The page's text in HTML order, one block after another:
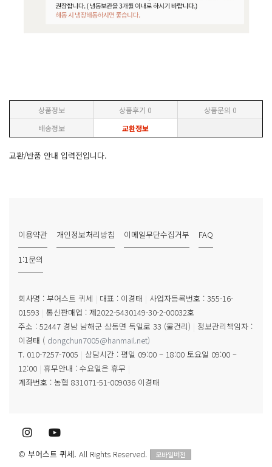
상품정보 상품후기 0 상품문의 0
배송정보
교환정보
교환/반품 안내 입력전입니다.
이용약관 개인정보처리방침 이메일무단수집거부 FAQ
1:1문의
회사명 : 부어스트 퀴세 대표 : 이경태
사업자등록번호 : 355-16-
01593
통신판매업 : 제2022-5430149-30-2-00032호
주소 : 52447 경남 남해군 삼동면 독일로 33 (물건리)
정보관리책임자 :
이경태 ( dongchun7005@hanmail.net)
T. 010-7257-7005
상담시간 : 평일 09:00 ~ 18:00 토요일 09:00 ~
12:00 휴무안내 : 수요일은 휴무
계좌번호 : 농협 831071-51-009036 이경태
© 부어스트 퀴세. All Rights Reserved. 모바일버전